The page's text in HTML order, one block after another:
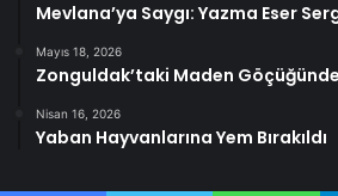
Mevlana’ya Saygı: Yazma Eser
Mayıs 18, 2026
Zonguldak’taki Maden
Nisan 16, 2026
Yaban Hayvanlarına Yem Bırakıldı